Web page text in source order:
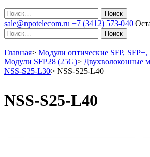
Поиск
sale@npotelecom.ru +7 (3412) 573-040
Поиск
Главная> Модули оптические SFP, SFP+,
Модули SFP28 (25G)> Двухволоконные
NSS-S25-L30> NSS-S25-L40
NSS-S25-L40